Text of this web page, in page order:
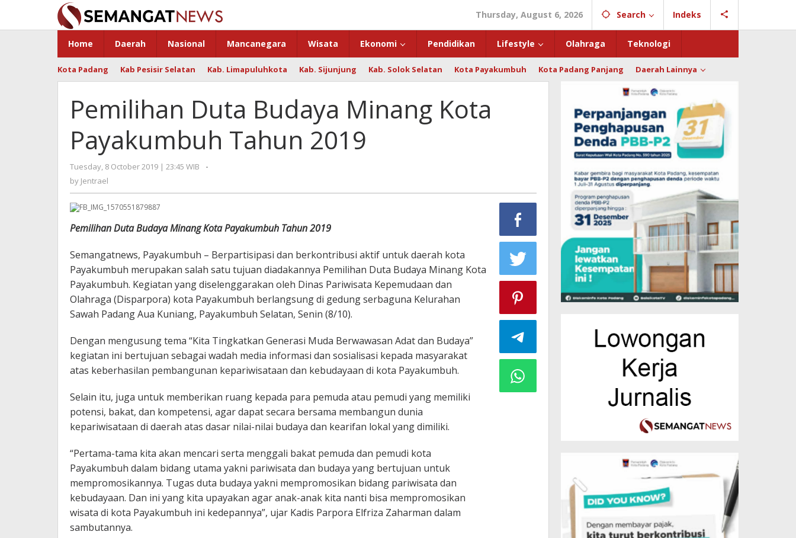
content
Thursday, August 6, 2026 Search Indeks
Home Daerah Nasional Mancanegara Wisata Ekonomi Pendidikan Lifestyle Olahraga Teknologi
Kota Padang Kab Pesisir Selatan Kab. Limapuluhkota Kab. Sijunjung Kab. Solok Selatan Kota Payakumbuh Kota Padang Panjang Daerah Lainnya
Pemilihan Duta Budaya Minang Kota
Payakumbuh Tahun 2019
Tuesday, 8 October 2019 | 23:45 WIB
by
-
by Jentrael
Pemilihan Duta Budaya Minang Kota Payakumbuh Tahun 2019
Semangatnews, Payakumbuh – Berpartisipasi dan berkontribusi aktif untuk daerah kota
Payakumbuh merupakan salah satu tujuan diadakannya Pemilihan Duta Budaya Minang Kota
Payakumbuh. Kegiatan yang diselenggarakan oleh Dinas Pariwisata Kepemudaan dan
Olahraga (Disparpora) kota Payakumbuh berlangsung di gedung serbaguna Kelurahan
Sawah Padang Aua Kuniang, Payakumbuh Selatan, Senin (8/10).
Dengan mengusung tema “Kita Tingkatkan Generasi Muda Berwawasan Adat dan Budaya”
kegiatan ini bertujuan sebagai wadah media informasi dan sosialisasi kepada masyarakat
atas keberhasilan pembangunan kepariwisataan dan kebudayaan di kota Payakumbuh.
Selain itu, juga untuk memberikan ruang kepada para pemuda atau pemudi yang memiliki
potensi, bakat, dan kompetensi, agar dapat secara bersama membangun dunia
kepariwisataan di daerah atas dasar nilai-nilai budaya dan kearifan lokal yang dimiliki.
“Pertama-tama kita akan mencari serta menggali bakat pemuda dan pemudi kota
Payakumbuh dalam bidang utama yakni pariwisata dan budaya yang bertujuan untuk
mempromosikannya. Tugas duta budaya yakni mempromosikan bidang pariwisata dan
kebudayaan. Dan ini yang kita upayakan agar anak-anak kita nanti bisa mempromosikan
wisata di kota Payakumbuh ini kedepannya”, ujar Kadis Parpora Elfriza Zaharman dalam
sambutannya.